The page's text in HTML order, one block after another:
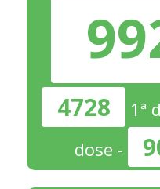
4728 1ª
dose -